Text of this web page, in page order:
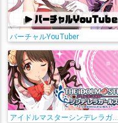
バーチャルYouTuber
アイドルマスターシンデレラガールズ